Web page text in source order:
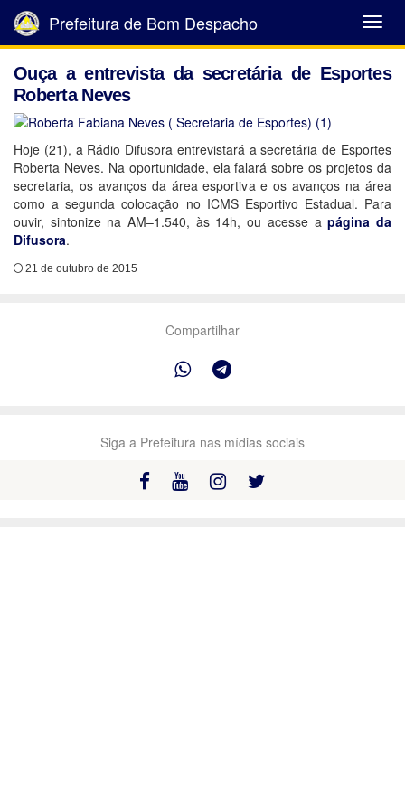
Abrir
Menu
Prefeitura de Bom Despacho
Ouça a entrevista da secretária de Esportes
Roberta Neves
Hoje (21), a Rádio Difusora entrevistará a secretária de Esportes
Roberta Neves. Na oportunidade, ela falará sobre os projetos da
secretaria, os avanços da área esportiva e os avanços na área
como a segunda colocação no ICMS Esportivo Estadual. Para
ouvir, sintonize na AM–1.540, às 14h, ou acesse apágina da
Difusora.
21 de outubro de 2015
Compartilhar
Siga a Prefeitura nas mídias sociais